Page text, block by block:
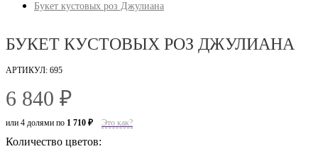
Букет кустовых роз Джулиана
БУКЕТ КУСТОВЫХ РОЗ ДЖУЛИАНА
АРТИКУЛ: 695
6 840 ₽
или 4 долями по 1 710 ₽ Это как?
Количество цветов: